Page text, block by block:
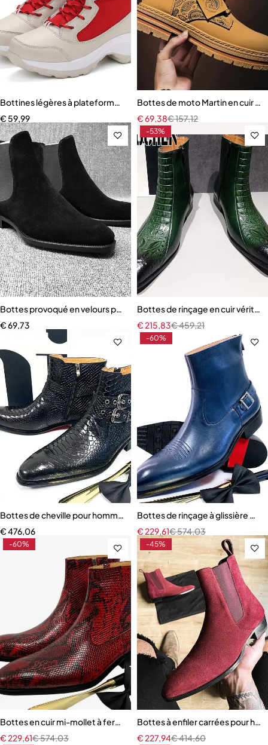
Bottines légères à plateforme pour femme
€ 59,99
Bottes de moto Martin en cuir
€157,12
€69,38
Bottes provoqué en velours pour hommes
€69,73
-53%
Bottes de rinçage en cuir
€459,21
€215,83
Bottes de cheville pour hommes
€476,06
-60%
Bottes de rinçage à glissière mi-
€574,03
€229,61
-60%
Bottes en cuir mi-mollet à fermeture éclair haute pour hommes
€574,03
€229,61
-45%
Bottes à enfiler carrées pour
€414,60
€227,94